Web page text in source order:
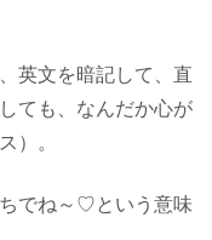
英文を暗記して、直
ても、なんだか心が
）。
でね～♡という意味